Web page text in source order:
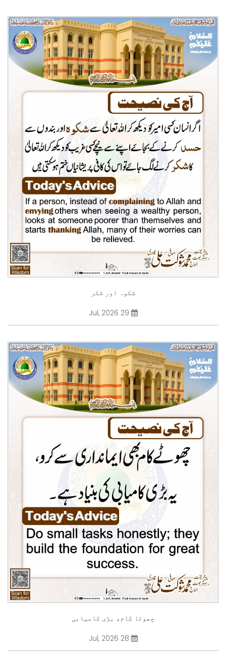
شکوہ اور شکر
چھوٹا کام، بڑی کامیابی